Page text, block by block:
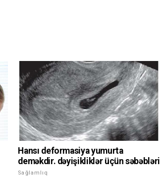
Hansı deformasiya yumurta
deməkdir. dəyişikliklər üçün səbəbləri
Sağlamlıq